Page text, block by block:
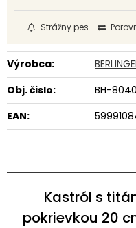
Strážny pes
Výrobca:
Obj. čislo:
BH-8040
EAN:
Kastról s
pokrievkou 20